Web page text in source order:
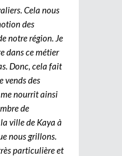
Cela nous
des
notre région. Je
dans ce métier
Donc, cela fait
vends des
nourrit ainsi
de
ville de Kaya à
nous grillons.
particulière et